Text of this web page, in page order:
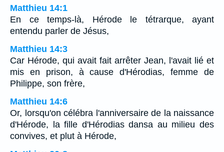
Matthieu 14:1
En ce temps-là, Hérode le tétrarque, ayant
entendu parler de Jésus,
Matthieu 14:3
Car Hérode, qui avait fait arrêter Jean, l'avait lié et
mis en prison, à cause d'Hérodias, femme de
Philippe, son frère,
Matthieu 14:6
Or, lorsqu'on célébra l'anniversaire de la naissance
d'Hérode, la fille d'Hérodias dansa au milieu des
convives, et plut à Hérode,